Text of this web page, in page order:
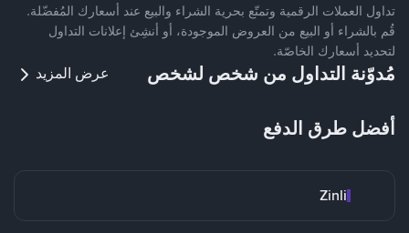
تداول العملات الرقمية وتمتّع بحرية الشراء والبيع عند أسعارك المُفضّلة.
قُم بالشراء أو البيع من العروض الموجودة، أو أنشِئ إعلانات التداول
لتحديد أسعارك الخاصّة.
مُدوّنة التداول من شخص لشخص عرض المزيد
أفضل طرق الدفع
Zinli